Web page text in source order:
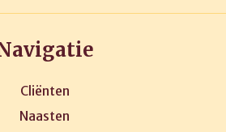
Cliënten
Naasten